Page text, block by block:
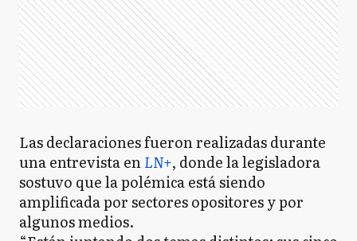
Las declaraciones fueron realizadas durante
una entrevista enLN+, donde la legisladora
sostuvo que la polémica está siendo
amplificada por sectores opositores y por
algunos medios.